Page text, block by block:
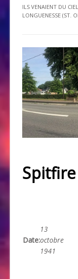
ILS VENAIENT DU
LONGUENESSE (ST.
Spitfire
Date:
13
octobre
1941